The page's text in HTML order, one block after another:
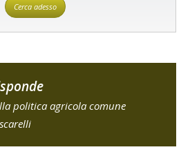
Cerca adesso
politica agricola comune